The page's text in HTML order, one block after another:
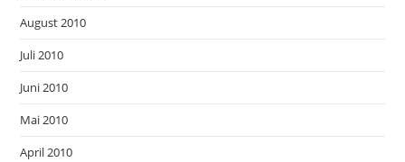
August 2010
Juli 2010
Juni 2010
Mai 2010
April 2010